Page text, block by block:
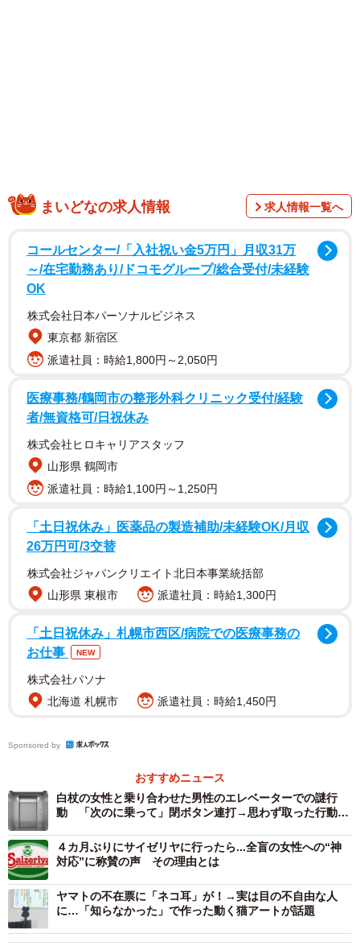
まいどなの求人情報 求人情報一覧へ
コールセンター/「入社祝い金5万円」月収31万
～/在宅勤務あり/ドコモグループ/総合受付/未経験
OK
株式会社日本パーソナルビジネス
東京都 新宿区
派遣社員：時給1,800円～2,050円
医療事務/鶴岡市の整形外科クリニック受付/経験
者/無資格可/日祝休み
株式会社ヒロキャリアスタッフ
山形県 鶴岡市
派遣社員：時給1,100円～1,250円
「土日祝休み」医薬品の製造補助/未経験OK/月収
26万円可/3交替
株式会社ジャパンクリエイト北日本事業統括部
山形県 東根市
派遣社員：時給1,300円
「土日祝休み」札幌市西区/病院での医療事務の
お仕事
NEW
株式会社パソナ
北海道 札幌市
派遣社員：時給1,450円
Sponsored by
おすすめニュース
白杖の女性と乗り合わせた男性のエレベーターでの謎行
動 「次のに乗って」閉ボタン連打→思わず取った行動に
４カ月ぶりにサイゼリヤに行ったら...全盲の女性への“神
対応”に称賛の声 その理由とは
ヤマトの不在票に「ネコ耳」が！→実は目の不自由な人
に…「知らなかった」で作った動く猫アートが話題